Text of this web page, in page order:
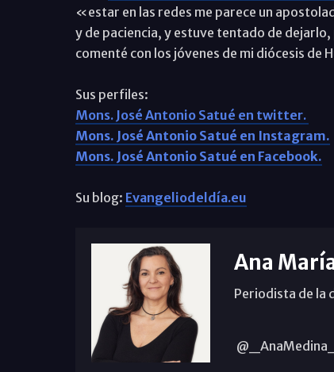
«estar en las redes me parece un
y de paciencia, y estuve tentado de
comenté con los jóvenes de mi diócesis de
Sus perfiles:
Mons. José Antonio Satué en twitter.
Mons. José Antonio Satué en Instagram.
Mons. José Antonio Satué en Facebook.
Su blog: Evangeliodeldía.eu
Ana
Periodista de la
@_AnaMedina_